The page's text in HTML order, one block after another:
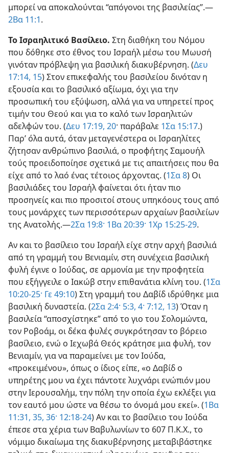
μπορεί να αποκαλούνται “απόγονοι της βασιλείας”.—
2Βα 11:1.
Το Ισραηλιτικό Βασίλειο. Στη διαθήκη του Νόμου
που δόθηκε στο έθνος του Ισραήλ μέσω του Μωυσή
γινόταν πρόβλεψη για βασιλική διακυβέρνηση. (Δευ
17:14, 15) Στον επικεφαλής του βασιλείου δινόταν η
εξουσία και το βασιλικό αξίωμα, όχι για την
προσωπική του εξύψωση, αλλά για να υπηρετεί προς
τιμήν του Θεού και για το καλό των Ισραηλιτών
αδελφών του. (Δευ 17:19, 20· παράβαλε 1Σα 15:17.)
Παρ’ όλα αυτά, όταν μεταγενέστερα οι Ισραηλίτες
ζήτησαν ανθρώπινο βασιλιά, ο προφήτης Σαμουήλ
τούς προειδοποίησε σχετικά με τις απαιτήσεις που θα
είχε από το λαό ένας τέτοιος άρχοντας. (1Σα 8) Οι
βασιλιάδες του Ισραήλ φαίνεται ότι ήταν πιο
προσηνείς και πιο προσιτοί στους υπηκόους τους από
τους μονάρχες των περισσότερων αρχαίων βασιλείων
της Ανατολής.—2Σα 19:8· 1Βα 20:39· 1Χρ 15:25-29.
Αν και το βασίλειο του Ισραήλ είχε στην αρχή βασιλιά
από τη γραμμή του Βενιαμίν, στη συνέχεια βασιλική
φυλή έγινε ο Ιούδας, σε αρμονία με την προφητεία
που εξήγγειλε ο Ιακώβ στην επιθανάτια κλίνη του. (1Σα
10:20-25· Γε 49:10) Στη γραμμή του Δαβίδ ιδρύθηκε μια
βασιλική δυναστεία. (2Σα 2:4· 5:3, 4· 7:12, 13) Όταν η
βασιλεία “αποσχίστηκε” από το γιο του Σολομώντα,
τον Ροβοάμ, οι δέκα φυλές συγκρότησαν το βόρειο
βασίλειο, ενώ ο Ιεχωβά Θεός κράτησε μια φυλή, τον
Βενιαμίν, για να παραμείνει με τον Ιούδα,
«προκειμένου», όπως ο ίδιος είπε, «ο Δαβίδ ο
υπηρέτης μου να έχει πάντοτε λυχνάρι ενώπιόν μου
στην Ιερουσαλήμ, την πόλη την οποία έχω εκλέξει για
τον εαυτό μου ώστε να θέσω το όνομά μου εκεί». (1Βα
11:31, 35, 36· 12:18-24) Αν και το βασίλειο του Ιούδα
έπεσε στα χέρια των Βαβυλωνίων το 607 Π.Κ.Χ., το
νόμιμο δικαίωμα της διακυβέρνησης μεταβιβάστηκε